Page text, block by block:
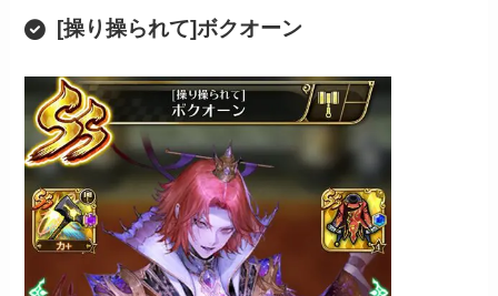
[操り操られて]ボクオーン